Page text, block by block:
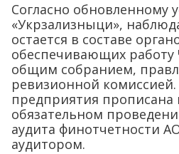
Согласно обновленному
«Укрзализныци»,
остается в составе
обеспечивающих работу
общим собранием,
ревизионной комиссией.
предприятия прописана
обязательном
аудита финотчетности
аудитором.